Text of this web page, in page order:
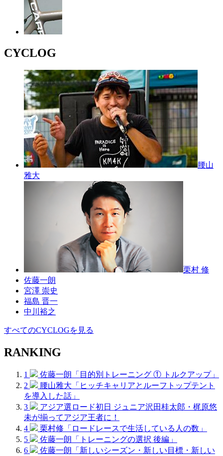
CYCLOG
腰山
雅大
栗村 修
佐藤一朗
宮澤 崇史
福島 晋一
中川裕之
すべてのCYCLOGを見る
RANKING
1
佐藤一朗「目的別トレーニング ① トルクアップ」
2
腰山雅大「ヒッチキャリアとルーフトップテント
を導入した話」
3
アジア選ロード初日 ジュニア沢田桂太郎・梶原悠
未が揃ってアジア王者に！
4
栗村修「ロードレースで生活している人の数」
5
佐藤一朗「トレーニングの選択 後編」
6
佐藤一朗「新しいシーズン・新しい目標・新しい